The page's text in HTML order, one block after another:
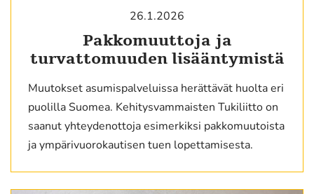
26.1.2026
Pakkomuuttoja ja
turvattomuuden lisääntymistä
Muutokset asumispalveluissa herättävät huolta eri
puolilla Suomea. Kehitysvammaisten Tukiliitto on
saanut yhteydenottoja esimerkiksi pakkomuutoista
ja ympärivuorokautisen tuen lopettamisesta.